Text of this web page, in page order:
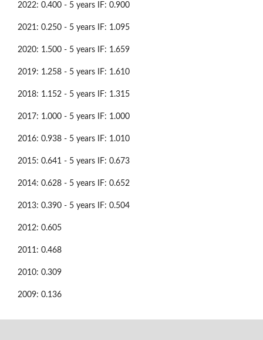
2022: 0.400 - 5 years IF: 0.900
2021: 0.250 - 5 years IF: 1.095
2020: 1.500 - 5 years IF: 1.659
2019: 1.258 - 5 years IF: 1.610
2018: 1.152 - 5 years IF: 1.315
2017: 1.000 - 5 years IF: 1.000
2016: 0.938 - 5 years IF: 1.010
2015: 0.641 - 5 years IF: 0.673
2014: 0.628 - 5 years IF: 0.652
2013: 0.390 - 5 years IF: 0.504
2012: 0.605
2011: 0.468
2010: 0.309
2009: 0.136